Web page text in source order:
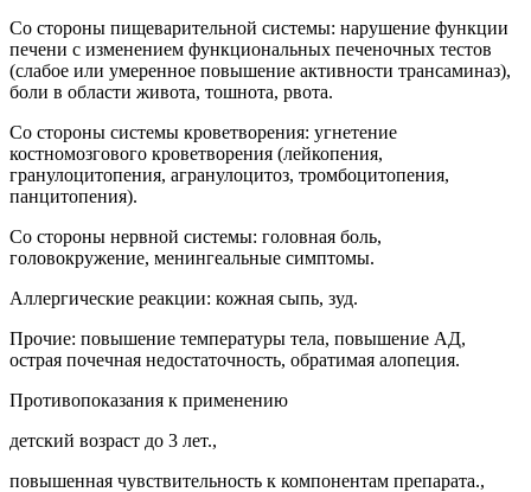
Со стороны пищеварительной системы: нарушение функции
печени с изменением функциональных печеночных тестов
(слабое или умеренное повышение активности трансаминаз),
боли в области живота, тошнота, рвота.
Со стороны системы кроветворения: угнетение
костномозгового кроветворения (лейкопения,
гранулоцитопения, агранулоцитоз, тромбоцитопения,
панцитопения).
Со стороны нервной системы: головная боль,
головокружение, менингеальные симптомы.
Аллергические реакции: кожная сыпь, зуд.
Прочие: повышение температуры тела, повышение АД,
острая почечная недостаточность, обратимая алопеция.
Противопоказания к применению
детский возраст до 3 лет.,
повышенная чувствительность к компонентам препарата.,